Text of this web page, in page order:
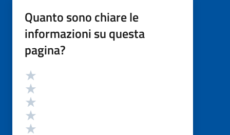
Quanto sono chiare le
informazioni su questa
pagina?
Valutazione